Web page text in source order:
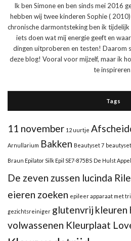
Ik ben Simone en ben sinds mei 2016
hebben wij twee kinderen Sophie (
chronische darmontsteking ben ik
iets doen wat mij energie geeft en
dingen uitproberen en testen! Daarom
deze blog! Vooral voor mijzelf, maar ik
te
Tags
11 november 12 uurtje
Arnullarium Bakken Beautyset 7
Braun Epilator Silk Epil SE7-875BS De Hulst
De zeven zussen lucinda
eieren zoeken epileer apparaat met
gezichtsreiniger glutenvrij kleuren
volwassenen Kleurplaat